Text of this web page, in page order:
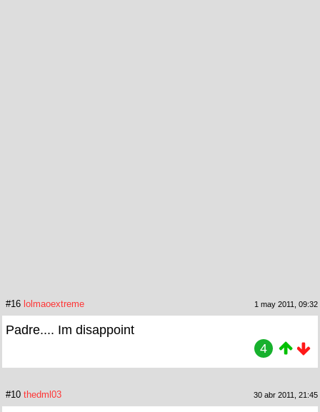
#16 lolmaoextreme 1 may 2011, 09:32
Padre.... Im disappoint
4
#10 thedml03 30 abr 2011, 21:45